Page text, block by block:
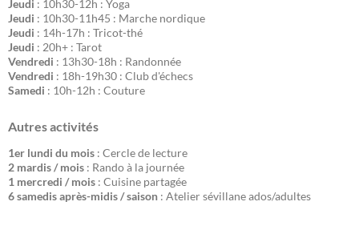
Jeudi : 10h30-12h : Yoga
Jeudi : 10h30-11h45 : Marche nordique
Jeudi : 14h-17h : Tricot-thé
Jeudi : 20h+ : Tarot
Vendredi : 13h30-18h : Randonnée
Vendredi : 18h-19h30 : Club d'échecs
Samedi : 10h-12h : Couture
Autres activités
1er lundi du mois : Cercle de lecture
2 mardis / mois : Rando à la journée
1 mercredi / mois : Cuisine partagée
6 samedis après-midis / saison : Atelier sévillane ados/adultes